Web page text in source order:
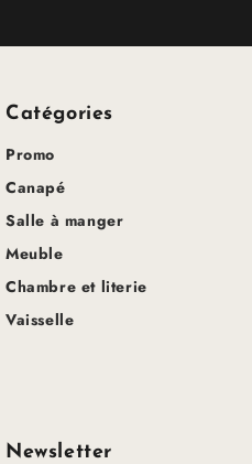
Catégories
Promo
Canapé
Salle à manger
Meuble
Chambre et literie
Vaisselle
Newsletter